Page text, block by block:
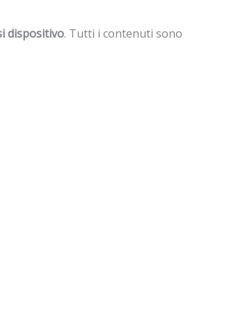
dispositivo. Tutti i contenuti sono